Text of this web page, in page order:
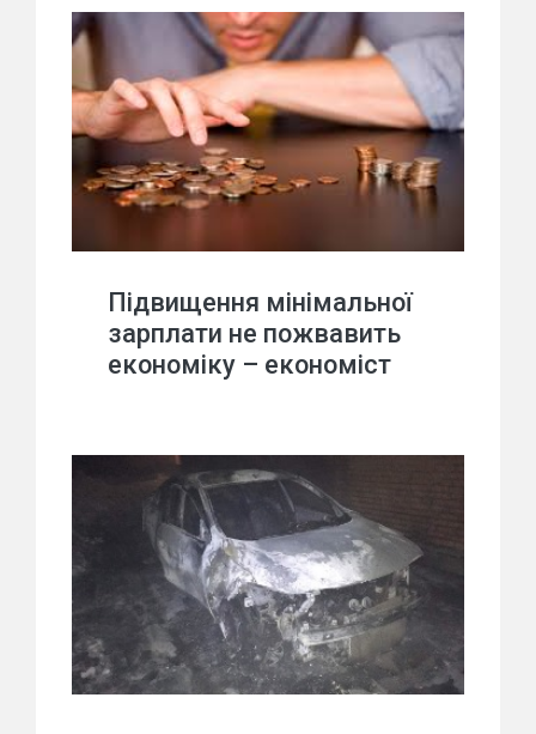
Підвищення мінімальної
зарплати не пожвавить
економіку – економіст